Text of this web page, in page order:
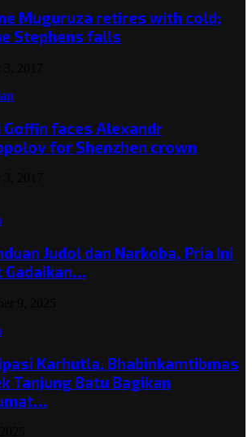
Muguruza retires with cold;
Stephens falls
Goffin faces Alexandr
for Shenzhen crown
Judol dan Narkoba, Pria Ini
Gadaikan…
Karhutla, Bhabinkamtibmas
Tanjung Batu Bagikan